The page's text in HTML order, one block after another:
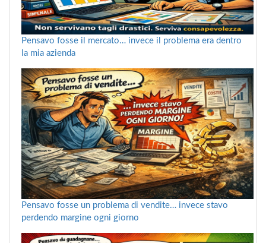
Pensavo fosse il mercato… invece il problema era dentro
la mia azienda
Pensavo fosse un problema di vendite… invece stavo
perdendo margine ogni giorno